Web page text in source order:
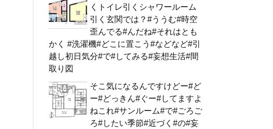
くトイレ引くシャワールーム
引く玄関では？#ううむ#時空
歪んでる#んだね#それはとも
かく #洗濯機#どこに置こう#などなど#引
越し初日気分#で#してみる#妄想生活#間
取り図
そこ気になるんですけどー#ど
ー#どっきん#ぐー#してますよ
ねこれ#サンルーム#で#ごろご
ろ#したい季節#近づく#の#妄